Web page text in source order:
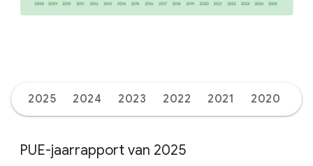
2025 2024 2023 2022 2021 2020
PUE-jaarrapport van 2025